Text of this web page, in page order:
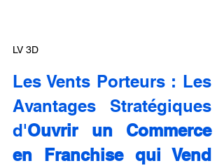
LV 3D
Les Vents Porteurs : Les
Avantages Stratégiques
d'Ouvrir un Commerce
en Franchise qui Vend